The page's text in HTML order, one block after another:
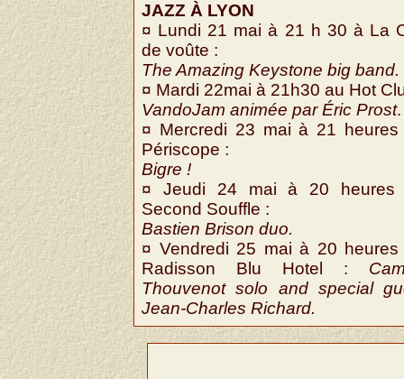
JAZZ À LYON
¤ Lundi 21 mai à 21 h 30 à La
de voûte :
The Amazing Keystone big band.
¤ Mardi 22mai à 21h30 au Hot
VandoJam animée par Éric Prost.
¤ Mercredi 23 mai à 21 heures
Périscope :
Bigre !
¤ Jeudi 24 mai à 20 heures
Second Souffle :
Bastien Brison duo.
¤ Vendredi 25 mai à 20 heures
Radisson Blu Hotel :
Thouvenot solo and special
Jean-Charles Richard.